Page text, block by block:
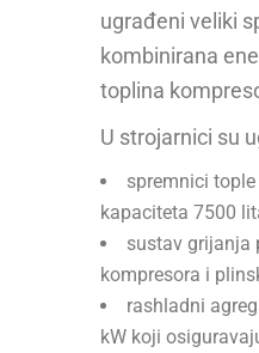
ugrađeni veliki
kombinirana
toplina
U strojarnici su
spremnici
kapaciteta 7500
sustav grijanja
kompresora i
rashladni
kW koji